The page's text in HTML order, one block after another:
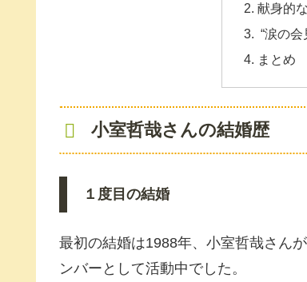
献身的
“涙の
まとめ
小室哲哉さんの結婚歴
１度目の結婚
最初の結婚は1988年、小室哲哉さん
ンバーとして活動中でした。